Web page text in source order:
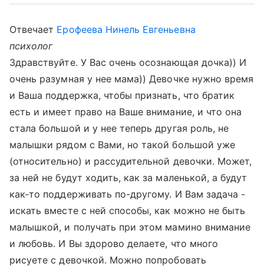
Отвечает Ерофеева Нинель Евгеньевна
психолог
Здравствуйте. У Вас очень осознающая дочка)) И
очень разумная у нее мама)) Девочке нужно время
и Ваша поддержка, чтобы признать, что братик
есть и имеет право на Ваше внимание, и что она
стала большой и у нее теперь другая роль, не
малышки рядом с Вами, но такой большой уже
(относительно) и рассудительной девочки. Может,
за ней не будут ходить, как за маленькой, а будут
как-то поддерживать по-другому. И Вам задача -
искать вместе с ней способы, как можно не быть
малышкой, и получать при этом мамино внимание
и любовь. И Вы здорово делаете, что много
рисуете с девочкой. Можно попробовать